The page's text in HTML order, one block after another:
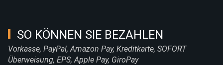
SO KÖNNEN SIE BEZAHLEN
Vorkasse, PayPal, Amazon Pay, Kreditkarte, SOFORT
Überweisung, EPS, Apple Pay, GiroPay